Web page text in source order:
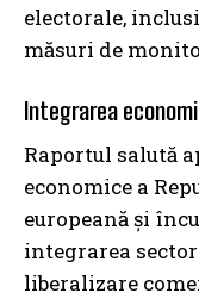
electorale,
măsuri de
Integrarea
Raportul salută
economice a
europeană și
integrarea
liberalizare